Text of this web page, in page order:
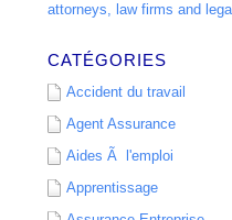
attorneys, law firms and
CATÉGORIES
Accident du travail
Agent Assurance
Aides Ã l'emploi
Apprentissage